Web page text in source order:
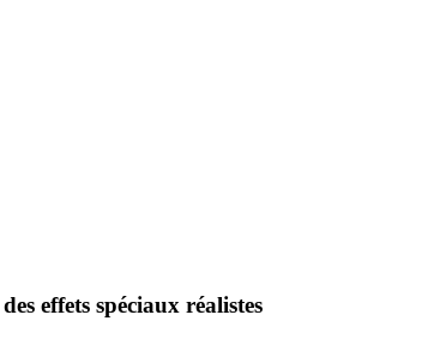
effets spéciaux réalistes